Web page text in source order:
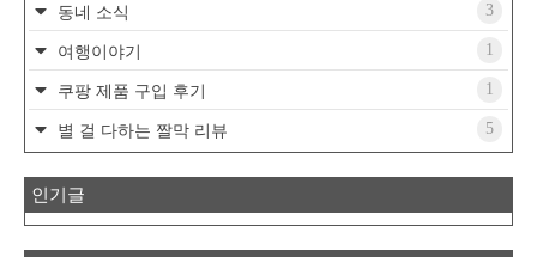
동네 소식 3
여행이야기 1
쿠팡 제품 구입 후기 1
별 걸 다하는 짤막 리뷰 5
인기글